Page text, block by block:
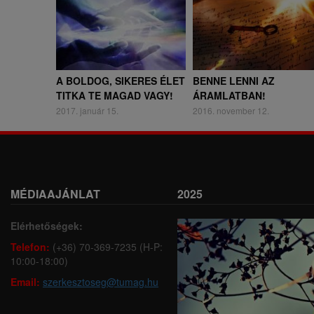
A BOLDOG, SIKERES ÉLET
TITKA TE MAGAD VAGY!
2017. január 15.
BENNE LENNI AZ
ÁRAMLATBAN!
2016. november 12.
MÉDIAAJÁNLAT
Elérhetőségek:
Telefon: (+36) 70-369-7235 (H-P:
10:00-18:00)
Email: szerkesztoseg@tumag.hu
2025